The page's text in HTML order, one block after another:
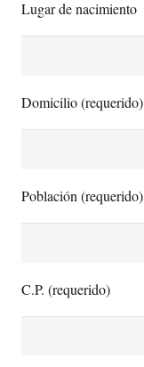
Lugar de nacimiento
Domicilio (requerido)
Población (requerido)
C.P. (requerido)